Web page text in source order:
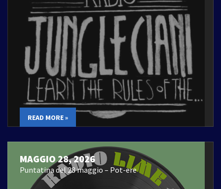
READ MORE »
MAGGIO 28, 2026
Puntatina del 28 maggio – Pot-ere